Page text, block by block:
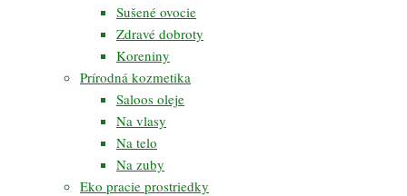
Sušené ovocie
Zdravé dobroty
Koreniny
Prírodná kozmetika
Saloos oleje
Na vlasy
Na telo
Na zuby
Eko pracie prostriedky